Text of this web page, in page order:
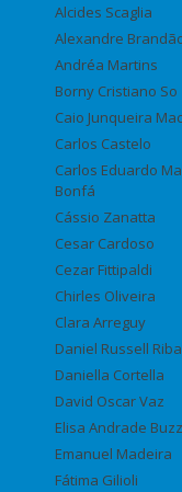
Alcides Scaglia
Alexandre
Andréa Martins
Borny Cristiano So
Caio Junqueira
Carlos Castelo
Carlos Eduardo
Bonfá
Cássio Zanatta
Cesar Cardoso
Cezar Fittipaldi
Chirles Oliveira
Clara Arreguy
Daniel Russell
Daniella Cortella
David Oscar Vaz
Elisa Andrade
Emanuel Madeira
Fátima Gilioli